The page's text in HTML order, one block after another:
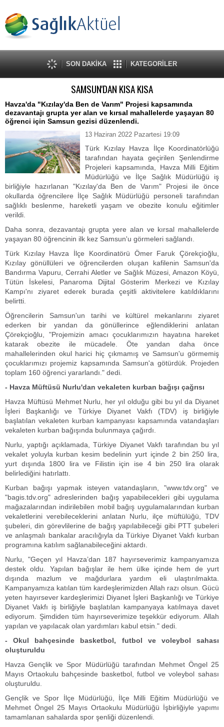
SON DAKİKA KATEGORİLER
SAMSUN'DAN KISA KISA
Havza'da "Kızılay'da Ben de Varım" Projesi kapsamında
dezavantajı grupta yer alan ve kırsal mahallelerde yaşayan 80
öğrenci için Samsun gezisi düzenlendi.
13 Haziran 2022 Pazartesi 19:09
Türk Kızılay Havza İlçe Koordinatörlüğü
tarafından hayata geçirilen Şenlendirme
Projeleri kapsamında, Havza Milli Eğitim
Müdürlüğü ve İlçe Sağlık Müdürlüğü iş
birliğiyle hazırlanan "Kızılay'da Ben de Varım" Projesi ile önce
okullarda öğrencilere İlçe Sağlık Müdürlüğü personeli tarafından
sağlıklı beslenme, hareketli yaşam ve obezite konulu eğitimler
verildi.
Daha sonra, dezavantajı grupta yere alan ve kırsal mahallelerde
yaşayan 80 öğrencinin ilk kez Samsun'u görmeleri sağlandı.
Türk Kızılay Havza İlçe Koordinatörü Ömer Faruk Çörekçioğlu,
Kızılay gönüllüleri ve öğrencilerden oluşan kafilenin Samsun'da
Bandırma Vapuru, Cerrahi Aletler ve Sağlık Müzesi, Amazon Köyü,
Tütün İskelesi, Panaroma Dijital Gösterim Merkezi ve Kızılay
Kampı'nı ziyaret ederek burada çeşitli aktivitelere katıldıklarını
belirtti.
Öğrencilerin Samsun'un tarihi ve kültürel mekanlarını ziyaret
ederken bir yandan da gönüllerince eğlendiklerini anlatan
Çörekçioğlu, "Projemizin amacı çocuklarımızın hayatına hareket
katarak obezite ile mücadele. Öte yandan daha önce
mahallelerinden okul harici hiç çıkmamış ve Samsun'u görmemiş
çocuklarımızı projemiz kapsamında Samsun'a götürdük. Projeden
toplam 160 öğrenci yararlandı." dedi.
- Havza Müftüsü Nurlu'dan vekaleten kurban bağışı çağrısı
Havza Müftüsü Mehmet Nurlu, her yıl olduğu gibi bu yıl da Diyanet
İşleri Başkanlığı ve Türkiye Diyanet Vakfı (TDV) iş birliğiyle
başlatılan vekaleten kurban kampanyası kapsamında vatandaşları
vekaleten kurban bağışında bulunmaya çağırdı.
Nurlu, yaptığı açıklamada, Türkiye Diyanet Vakfı tarafından bu yıl
vekalet yoluyla kurban kesim bedelinin yurt içinde 2 bin 250 lira,
yurt dışında 1800 lira ve Filistin için ise 4 bin 250 lira olarak
belirlediğini hatırlattı.
Kurban bağışı yapmak isteyen vatandaşların, "www.tdv.org" ve
"bagis.tdv.org" adreslerinden bağış yapabilecekleri gibi uygulama
mağazalarından indirilebilen mobil bağış uygulamalarından kurban
vekaletlerini verebileceklerini anlatan Nurlu, ilçe müftülüğü, TDV
şubeleri, din görevlilerine de bağış yapılabileceği gibi PTT şubeleri
ve anlaşmalı bankalar aracılığıyla da Türkiye Diyanet Vakfı kurban
programına katılım sağlanabileceğini aktardı.
Nurlu, "Geçen yıl Havza’dan 187 hayırseverimiz kampanyamıza
destek oldu. Yapılan bağışlar ile hem ülke içinde hem de yurt
dışında mazlum ve mağdurlara yardım eli ulaştırılmakta.
Kampanyamıza katılan tüm kardeşlerimizden Allah razı olsun. Gücü
yeten hayırsever kardeşlerimizi Diyanet İşleri Başkanlığı ve Türkiye
Diyanet Vakfı iş birliğiyle başlatılan kampanyaya katılmaya davet
ediyorum. Şimdiden tüm hayırseverimize teşekkür ediyorum. Allah
yapılan ve yapılacak olan yardımları kabul etsin." dedi.
- Okul bahçesinde basketbol, futbol ve voleybol sahası
oluşturuldu
Havza Gençlik ve Spor Müdürlüğü tarafından Mehmet Öngel 25
Mayıs Ortaokulu bahçesinde basketbol, futbol ve voleybol sahası
oluşturuldu.
Gençlik ve Spor İlçe Müdürlüğü, İlçe Milli Eğitim Müdürlüğü ve
Mehmet Öngel 25 Mayıs Ortaokulu Müdürlüğü İşbirliğiyle yapımı
tamamlanan sahalarda spor şenliği düzenlendi.